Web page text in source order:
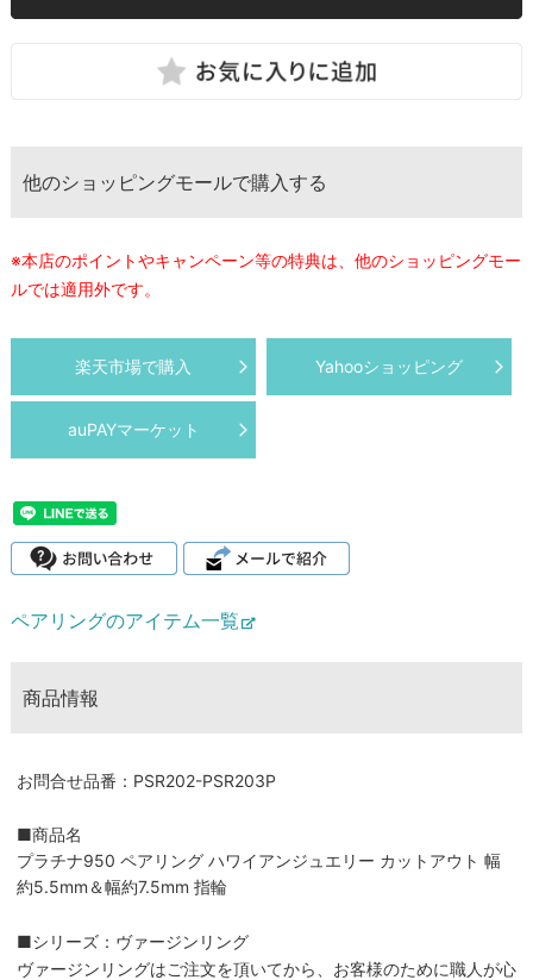
他のショッピングモールで購入する
※本店のポイントやキャンペーン等の特典は、他のショッピングモー
ルでは適用外です。
楽天市場で購入 Yahooショッピング
auPAYマーケット
ペアリングのアイテム一覧
商品情報
お問合せ品番：PSR202-PSR203P
■商品名
プラチナ950 ペアリング ハワイアンジュエリー カットアウト 幅
約5.5mm＆幅約7.5mm 指輪
■シリーズ：ヴァージンリング
ヴァージンリングはご注文を頂いてから、お客様のために職人が心